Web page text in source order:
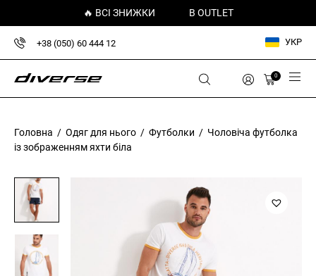
🔥 ВСІ ЗНИЖКИ В OUTLET
+38 (050) 60 444 12 УКР
0
Головна / Одяг для нього / Футболки / Чоловіча футболка
із зображенням яхти біла